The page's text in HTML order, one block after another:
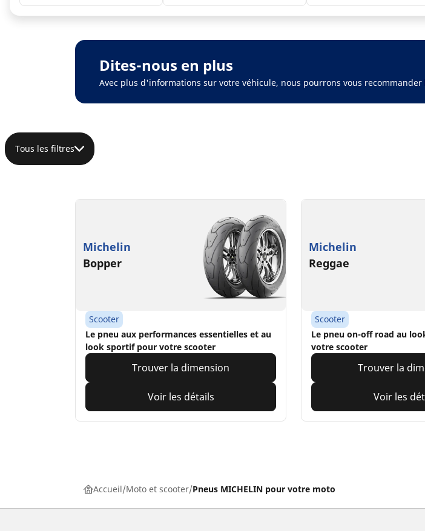
Dites-nous en plus
Avec plus d'informations sur votre véhicule, nous pourrons vous
Tous les filtres
Michelin
Bopper
Scooter
Le pneu aux performances essentielles et au
look sportif pour votre scooter
Trouver la dimension
Voir les détails
Michelin
Reggae
Scooter
Le pneu on-off road au
votre scooter
Trouver la
Voir les
Accueil Moto et scooter Pneus MICHELIN pour votre moto